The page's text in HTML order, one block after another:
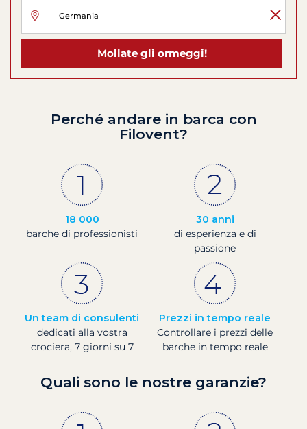
Mollate gli ormeggi!
Perché andare in barca con
Filovent?
18 000
barche di professionisti
30 anni
di esperienza e di
passione
Un team di consulenti
dedicati alla vostra
crociera, 7 giorni su 7
Prezzi in tempo reale
Controllare i prezzi delle
barche in tempo reale
Quali sono le nostre garanzie?